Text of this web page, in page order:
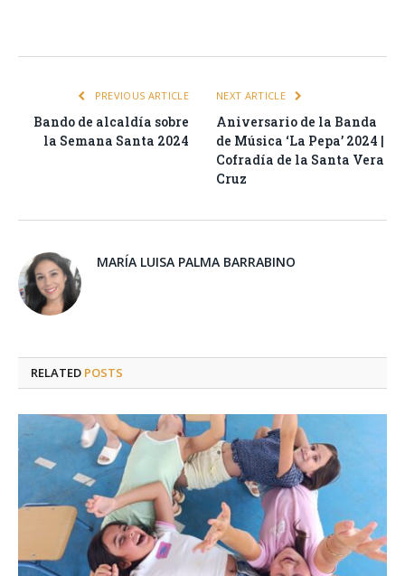
PREVIOUS ARTICLE
Bando de alcaldía sobre
la Semana Santa 2024
NEXT ARTICLE
Aniversario de la Banda
de Música ‘La Pepa’ 2024 |
Cofradía de la Santa Vera
Cruz
MARÍA LUISA PALMA BARRABINO
RELATED POSTS